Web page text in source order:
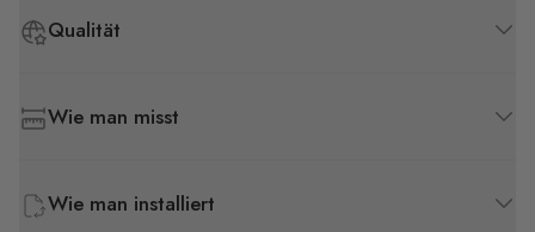
Qualität
Wie man misst
Wie man installiert